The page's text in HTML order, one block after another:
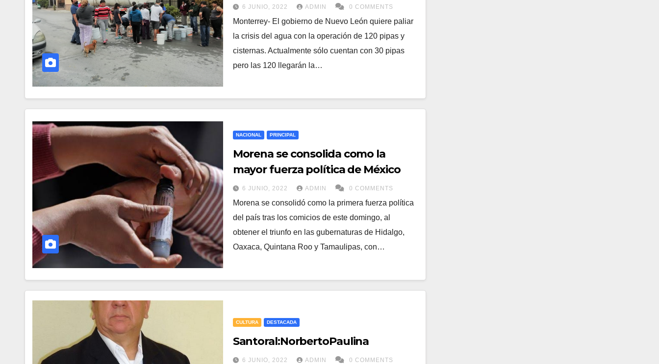
6 JUNIO, 2022 ADMIN 0 COMMENTS
Monterrey- El gobierno de Nuevo León quiere paliar
la crisis del agua con la operación de 120 pipas y
cisternas. Actualmente sólo cuentan con 30 pipas
pero las 120 llegarán la…
NACIONAL PRINCIPAL
Morena se consolida como la
mayor fuerza política de México
6 JUNIO, 2022 ADMIN 0 COMMENTS
Morena se consolidó como la primera fuerza política
del país tras los comicios de este domingo, al
obtener el triunfo en las gubernaturas de Hidalgo,
Oaxaca, Quintana Roo y Tamaulipas, con…
CULTURA DESTACADA
Santoral:NorbertoPaulina
6 JUNIO, 2022 ADMIN 0 COMMENTS